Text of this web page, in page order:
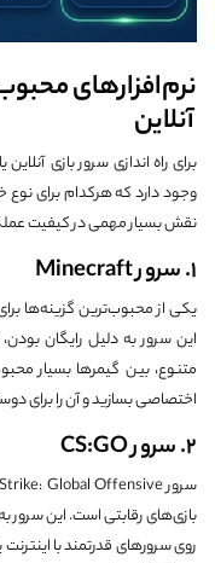
نرم‌افزارهای
آنلاین
برای راه اندازی سرور بازی
وجود دارد که هرکدام برای نوع
نقش بسیار مهمی در کیفیت
1. سرور Minecraft
یکی از محبوب‌ترین گزینه‌ها برای
این سرور به دلیل رایگان
متنوع، بین گیمرها بسیار
اختصاصی بسازید و آن را برای
2. سرور CS:GO
سرورGlobal Offensive
بازی‌های رقابتی است. این سرور
روی سرورهای قدرتمند با